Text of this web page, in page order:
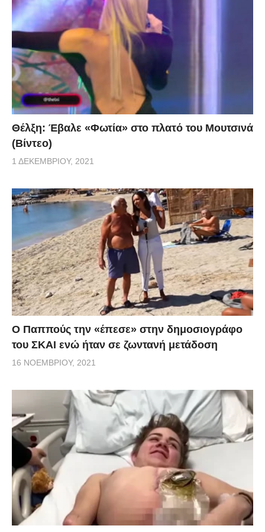
Θέλξη: Έβαλε «Φωτία» στο πλατό του Μουτσινά
(Βίντεο)
1 ΔΕΚΕΜΒΡΊΟΥ, 2021
Ο Παππούς την «έπεσε» στην δημοσιογράφο
του ΣΚΑΙ ενώ ήταν σε ζωντανή μετάδοση
16 ΝΟΕΜΒΡΊΟΥ, 2021